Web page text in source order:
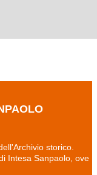
storico.
Intesa Sanpaolo, ove